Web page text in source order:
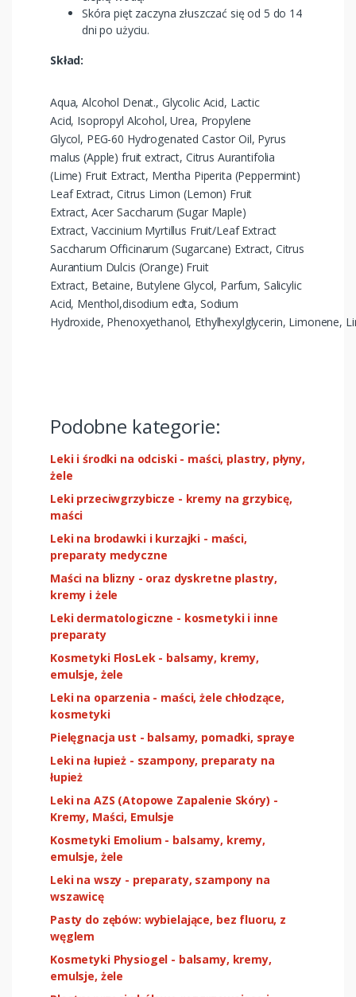
Skóra pięt zaczyna złuszczać się od 5 do 14
dni po użyciu.
Skład:
Aqua, Alcohol Denat., Glycolic Acid, Lactic
Acid, Isopropyl Alcohol, Urea, Propylene
Glycol, PEG-60 Hydrogenated Castor Oil, Pyrus
malus (Apple) fruit extract, Citrus Aurantifolia
(Lime) Fruit Extract, Mentha Piperita (Peppermint)
Leaf Extract, Citrus Limon (Lemon) Fruit
Extract, Acer Saccharum (Sugar Maple)
Extract, Vaccinium Myrtillus Fruit/Leaf Extract
Saccharum Officinarum (Sugarcane) Extract, Citrus
Aurantium Dulcis (Orange) Fruit
Extract, Betaine, Butylene Glycol, Parfum, Salicylic
Acid, Menthol,disodium edta, Sodium
Hydroxide, Phenoxyethanol, Ethylhexylglycerin, Limonene,
Podobne kategorie:
Leki i środki na odciski - maści, plastry, płyny,
żele
Leki przeciwgrzybicze - kremy na grzybicę,
maści
Leki na brodawki i kurzajki - maści,
preparaty medyczne
Maści na blizny - oraz dyskretne plastry,
kremy i żele
Leki dermatologiczne - kosmetyki i inne
preparaty
Kosmetyki FlosLek - balsamy, kremy,
emulsje, żele
Leki na oparzenia - maści, żele chłodzące,
kosmetyki
Pielęgnacja ust - balsamy, pomadki, spraye
Leki na łupież - szampony, preparaty na
łupież
Leki na AZS (Atopowe Zapalenie Skóry) -
Kremy, Maści, Emulsje
Kosmetyki Emolium - balsamy, kremy,
emulsje, żele
Leki na wszy - preparaty, szampony na
wszawicę
Pasty do zębów: wybielające, bez fluoru, z
węglem
Kosmetyki Physiogel - balsamy, kremy,
emulsje, żele